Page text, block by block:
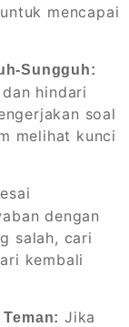
mencapai
Sungguh:
hindari
soal
melihat kunci
dengan
salah, cari
kembali
Jika